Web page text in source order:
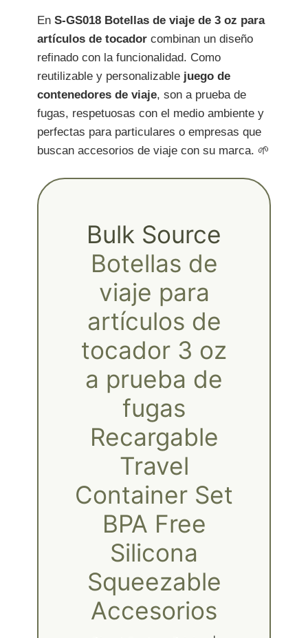
En S-GS018 Botellas de viaje de 3 oz para
artículos de tocador combinan un diseño
refinado con la funcionalidad. Como
reutilizable y personalizable juego de
contenedores de viaje, son a prueba de
fugas, respetuosas con el medio ambiente y
perfectas para particulares o empresas que
buscan accesorios de viaje con su marca. 🌱
Bulk Source
Botellas de
viaje para
artículos de
tocador 3 oz
a prueba de
fugas
Recargable
Travel
Container Set
BPA Free
Silicona
Squeezable
Accesorios